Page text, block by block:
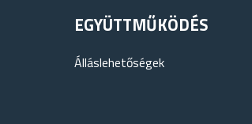
EGYÜTTMŰKÖDÉS
Álláslehetőségek